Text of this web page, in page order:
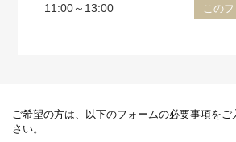
11:00～13:00 この